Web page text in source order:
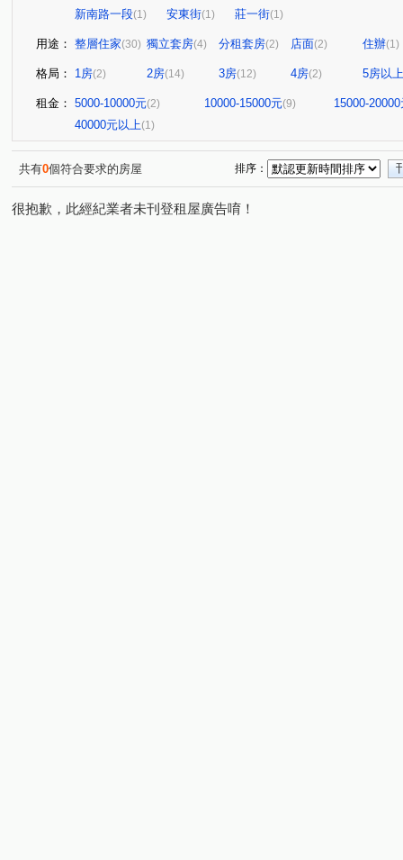
新南路一段(1) 安東街(1) 莊一街(1)
用途： 整層住家(30) 獨立套房(4) 分租套房(2) 店面(2) 住辦(1)
格局： 1房(2) 2房(14) 3房(12) 4房(2) 5房以上
租金： 5000-10000元(2) 10000-15000元(9)
15000-20000
40000元以上(1)
共有0個符合要求的房屋 排序：
很抱歉，此經紀業者未刊登租屋廣告唷！